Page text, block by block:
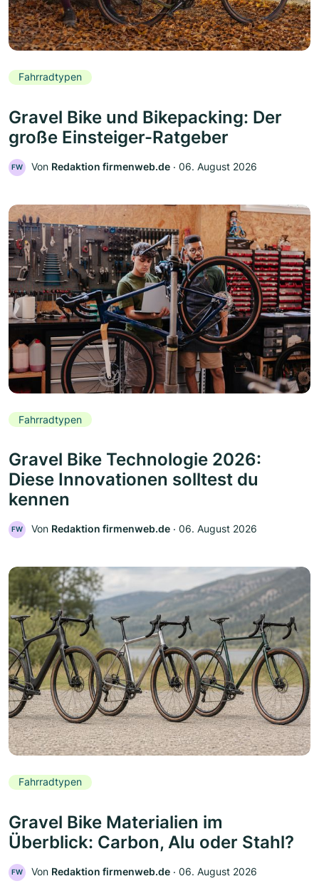
Fahrradtypen
Gravel Bike und Bikepacking: Der
große Einsteiger-Ratgeber
FW Von Redaktion firmenweb.de ‧ 06. August 2026
Fahrradtypen
Gravel Bike Technologie 2026:
Diese Innovationen solltest du
kennen
FW Von Redaktion firmenweb.de ‧ 06. August 2026
Fahrradtypen
Gravel Bike Materialien im
Überblick: Carbon, Alu oder Stahl?
FW Von Redaktion firmenweb.de ‧ 06. August 2026